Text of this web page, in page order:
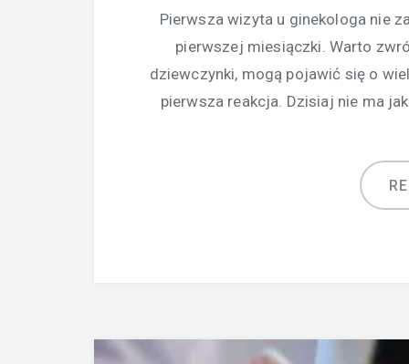
Pierwsza wizyta u ginekologa nie
pierwszej miesiączki. Warto
dziewczynki, mogą pojawić się o
pierwsza reakcja. Dzisiaj nie ma